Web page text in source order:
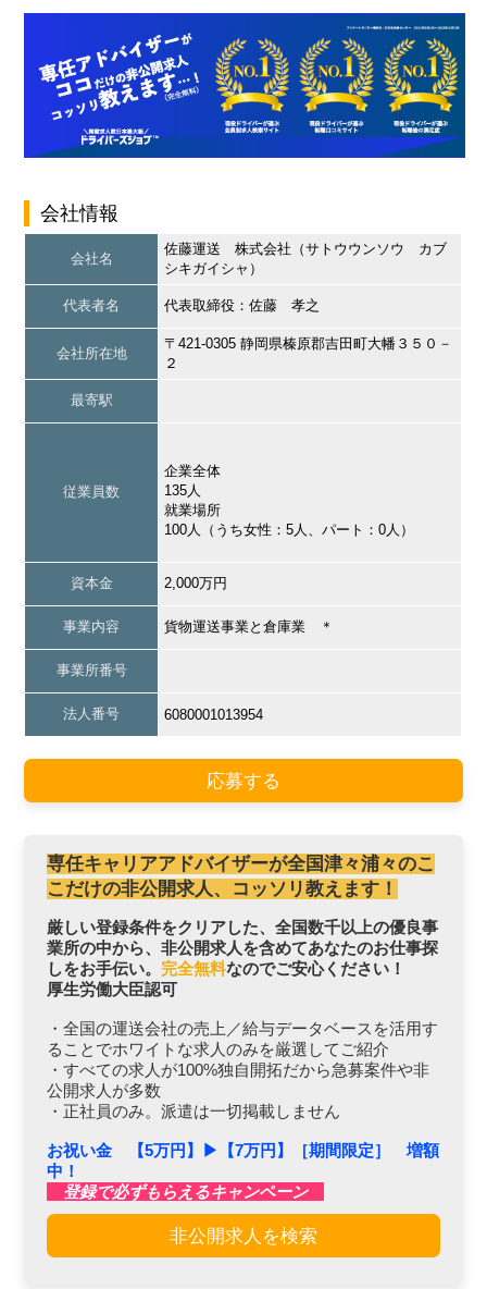
会社情報
会社名
佐藤運送 株式会社（サトウウンソウ カブ
シキガイシャ）
代表者名 代表取締役：佐藤 孝之
会社所在地
〒421-0305 静岡県榛原郡吉田町大幡３５０－
２
最寄駅
従業員数
企業全体
135人
就業場所
100人（うち女性：5人、パート：0人）
資本金 2,000万円
事業内容 貨物運送事業と倉庫業 ＊
事業所番号
法人番号 6080001013954
応募する
専任キャリアアドバイザーが全国津々浦々のこ
こだけの非公開求人、コッソリ教えます！
厳しい登録条件をクリアした、全国数千以上の優良事
業所の中から、非公開求人を含めてあなたのお仕事探
しをお手伝い。 完全無料なのでご安心ください！
厚生労働大臣認可
・全国の運送会社の売上／給与データベースを活用す
ることでホワイトな求人のみを厳選してご紹介
・すべての求人が100%独自開拓だから急募案件や非
公開求人が多数
・正社員のみ。派遣は一切掲載しません
お祝い金 【5万円】▶︎【7万円】［期間限定］ 増額
中！
登録で必ずもらえるキャンペーン
非公開求人を検索